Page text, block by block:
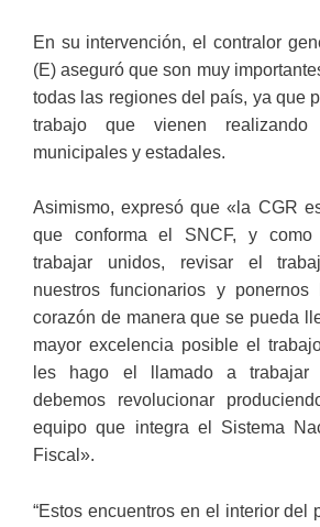
En su intervención, el contralor
(E) aseguró que son muy
todas las regiones del país, ya que
trabajo que vienen realizando
municipales y estadales.
Asimismo, expresó que «la CGR
que conforma el SNCF, y como
trabajar unidos, revisar el
nuestros funcionarios y
corazón de manera que se pueda
mayor excelencia posible el
les hago el llamado a trabajar
debemos revolucionar
equipo que integra el Sistema
Fiscal».
“Estos encuentros en el interior del